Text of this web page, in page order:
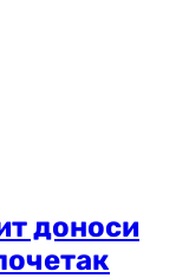
доноси